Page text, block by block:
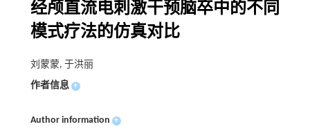
经颅直流电刺激干预脑卒中的不同
模式疗法的仿真对比
刘蒙蒙, 于洪丽
作者信息 +
Author information +